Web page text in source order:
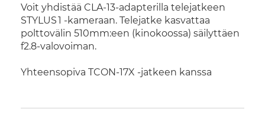
Voit yhdistää CLA‑13‑adapterilla telejatkeen
STYLUS 1 ‑kameraan. Telejatke kasvattaa
polttovälin 510mm:een (kinokoossa) säilyttäen
f2.8‑valovoiman.
Yhteensopiva TCON-17X -jatkeen kanssa